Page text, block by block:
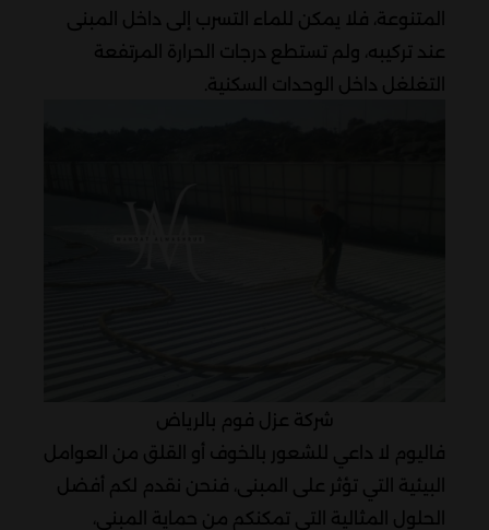
المتنوعة، فلا يمكن للماء التسرب إلى داخل المبنى
عند تركيبه، ولم تستطع درجات الحرارة المرتفعة
التغلغل داخل الوحدات السكنية.
شركة عزل فوم بالرياض
فاليوم لا داعي للشعور بالخوف أو القلق من العوامل
البيئية التي تؤثر على المبنى، فنحن نقدم لكم أفضل
الحلول المثالية التي تمكنكم من حماية المبنى،